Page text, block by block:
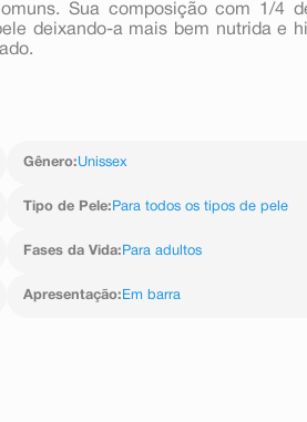
Sua composição com 1/4
deixando-a mais bem nutrida e
Dove entre elas até formar uma
Gênero:Unissex
Tipo de Pele: Para todos os tipos de pele
Fases da Vida: Para adultos
Apresentação: Em barra